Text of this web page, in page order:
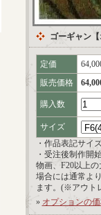
ゴーギャン
定価
販売価格
購入数
サイズ
・作品表記サイ
・受注後制作開
物画、F20以上
場合には通常よ
ます。(※アウト
» オプションの